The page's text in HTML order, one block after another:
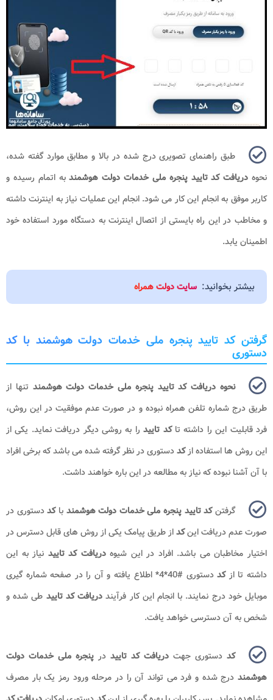
طبق راهنمای تصویری درج شده در بالا و مطابق موارد گفته شده،
نحوه دریافت کد تایید پنجره ملی خدمات دولت هوشمندبه اتمام رسیده و
کاربر موفق به انجام این کار می شود. انجام این عملیات نیاز به اینترنت داشته
و مخاطب در این راه بایستی از اتصال اینترنت به دستگاه مورد استفاده خود
اطمینان یابد.
بیشتر بخوانید: سایت دولت همراه
گرفتن کد تایید پنجره ملی خدمات دولت هوشمند با کد
دستوری
نحوه دریافت کد تایید پنجره ملی خدمات دولت هوشمند تنها از
طریق درج شماره تلفن همراه نبوده و در صورت عدم موفقیت در این روش،
فرد قابلیت این را داشته تاکد تایید را به روشی دیگر دریافت نماید. یکی از
این روش ها استفاده ازکددستوری در نظر گرفته شده می باشد که برخی افراد
با آن آشنا نبوده که نیاز به مطالعه در این باره خواهند داشت.
گرفتنکد تایید پنجره ملی خدمات دولت هوشمند باکددستوری در
صورت عدم دریافت اینکداز طریق پیامک یکی از روش های قابل دسترس در
اختیار مخاطبان می باشد. افراد در این شیوهدریافت کد تایید نیاز به این
داشته تا ازکد
دستوری #40*4* اطلاع یافته و آن را در صفحه شماره گیری
موبایل خود درج نمایند. با انجام این کار فرآینددریافت کد تایید طی شده و
شخص به آن دسترسی خواهد یافت.
کد دستوری جهت دریافت کد تایید در پنجره ملی خدمات دولت
هوشمند درج شده و فرد می تواند آن را در مرحله ورود رمز یک بار مصرف